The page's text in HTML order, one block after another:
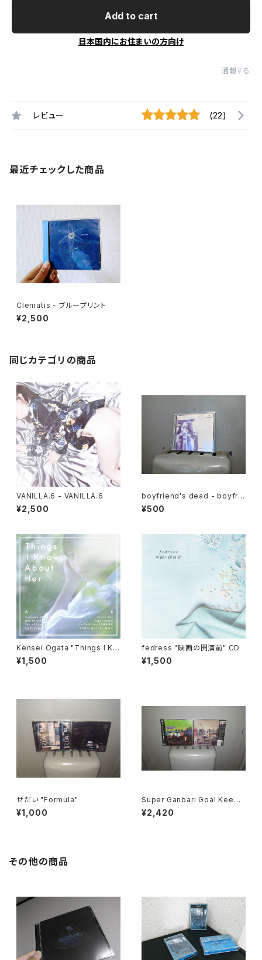
Add to cart
日本国内にお住まいの方向け
通報する
レビュー (22)
最近チェックした商品
Clematis - ブループリント
¥2,500
同じカテゴリの商品
VANILLA.6 - VANILLA.6
¥2,500
boyfriend's dead - boyfrie
nd's dead E.P.
¥500
Kensei Ogata "Things I Kn
ow About Her" CD
¥1,500
fedress "映画の開演前" CD
¥1,500
せだい "Formula"
¥1,000
Super Ganbari Goal Keepe
rs "Dodometic Youth"
¥2,420
その他の商品